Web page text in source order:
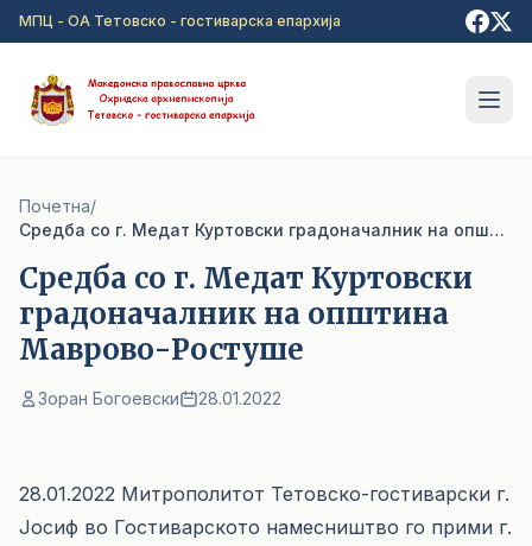
Прејди на главна содржина
МПЦ - ОА Тетовско - гостиварска епархија
Почетна/
Средба со г. Медат Куртовски градоначалник на општина Маврово-Ростуше
Средба со г. Медат Куртовски
градоначалник на општина
Маврово-Ростуше
Зоран Богоевски 28.01.2022
28.01.2022 Митрополитот Тетовско-гостиварски г.
Јосиф во Гостиварското намесништво го прими г.